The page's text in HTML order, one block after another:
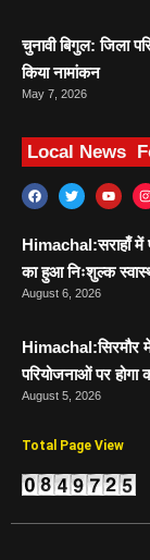
चुनावी बिगुल: जिला
किया नामांकन
May 7, 2026
Local News
Himachal:सराहाँ में
का हुआ निःशुल्क
August 6, 2026
Himachal:सिरमौर
परियोजनाओं पर होगा
August 5, 2026
Total Page View